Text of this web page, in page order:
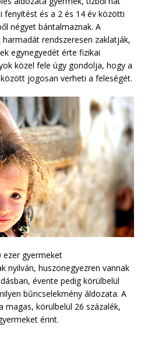
fenyítést és a 2 és 14 év közötti
négyet bántalmaznak. A
rendszeresen zaklatják,
egynegyedét érte fizikai
közel fele úgy gondolja, hogy a
jogosan verheti a feleségét.
ezer gyermeket
nyilván, huszonegyezren vannak
évente pedig körülbelül
bűncselekmény áldozata. A
magas, körülbelül 26 százalék,
érint.